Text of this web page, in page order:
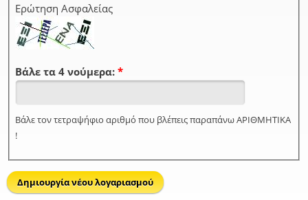
Ερώτηση Ασφαλείας
Βάλε τα 4 νούμερα: *
Βάλε τον τετραψήφιο αριθμό που βλέπεις παραπάνω ΑΡΙΘΜΗΤΙΚΑ
!